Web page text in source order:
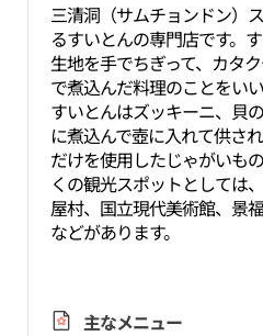
三清洞（サムチョンドン）
るすいとんの専門店です。
生地を手でちぎって、カタ
で煮込んだ料理のことをい
すいとんはズッキーニ、貝
に煮込んで壺に入れて供さ
だけを使用したじゃがいも
くの観光スポットとしては
屋村、国立現代美術館、景
などがあります。
主なメニュー